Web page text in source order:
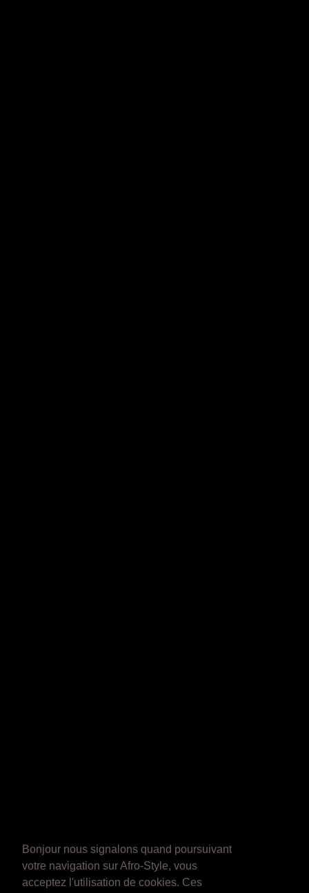
Bonjour nous signalons quand poursuivant
votre navigation sur Afro-Style, vous
acceptez l'utilisation de cookies. Ces